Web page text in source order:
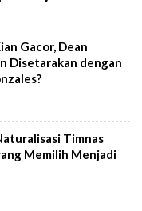
Gacor, Dean
Disetarakan dengan
Timnas
Memilih Menjadi